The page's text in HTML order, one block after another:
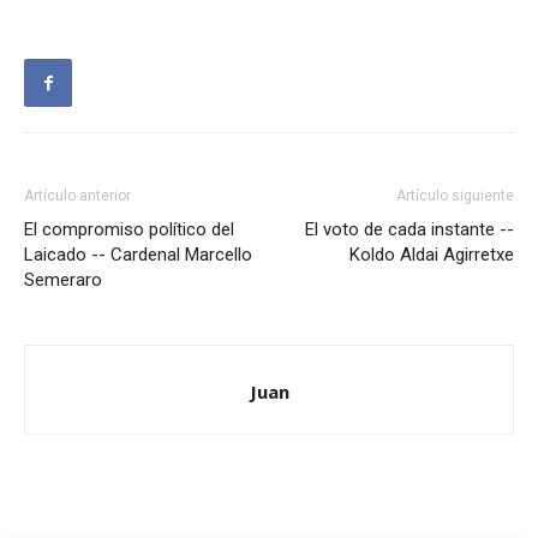
Artículo anterior
El compromiso político del
Laicado -- Cardenal Marcello
Semeraro
Artículo siguiente
El voto de cada instante --
Koldo Aldai Agirretxe
Juan